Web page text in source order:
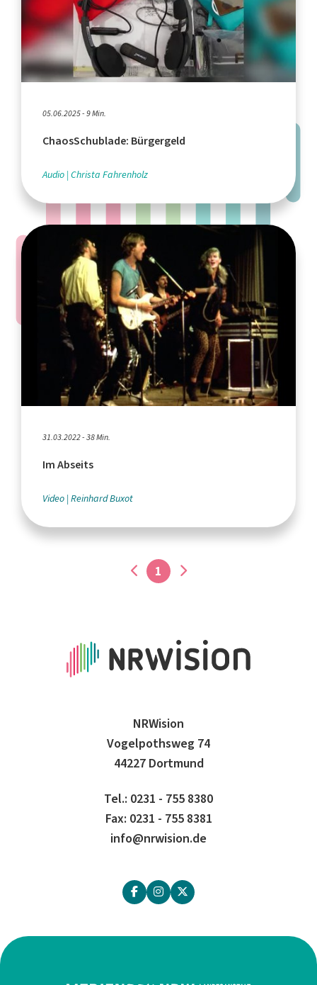
05.06.2025 - 9 Min.
ChaosSchublade: Bürgergeld
Audio Christa Fahrenholz
31.03.2022 - 38 Min.
Im Abseits
Video Reinhard Buxot
1
NRWision
Vogelpothsweg 74
44227 Dortmund
Tel.: 0231 - 755 8380
Fax: 0231 - 755 8381
info@nrwision.de